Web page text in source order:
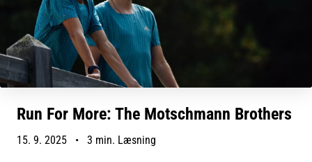
hvilke…
7. 8. 2026
7 min. Læsning
og
biptest:
Run For More: The Motschmann Brothers
15. 9. 2025 • 3 min. Læsning